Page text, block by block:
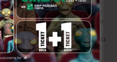
sitting in a parked car in front
they have a huge amount
substances. It’s clear that their
planned…While Yumiko tries
Hassan on the phone, Misha
up a test tube and drinks it
effects.